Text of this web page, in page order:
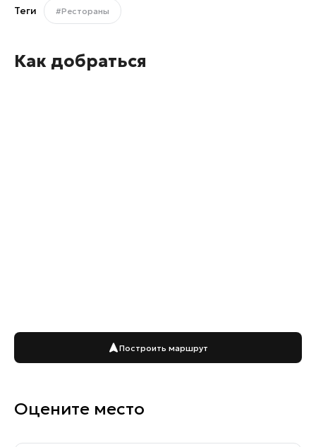
Теги #Рестораны
Как добраться
Построить маршрут
Оцените место